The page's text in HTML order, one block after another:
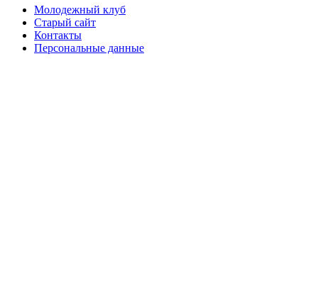
Молодежный клуб
Старый сайт
Контакты
Персональные данные